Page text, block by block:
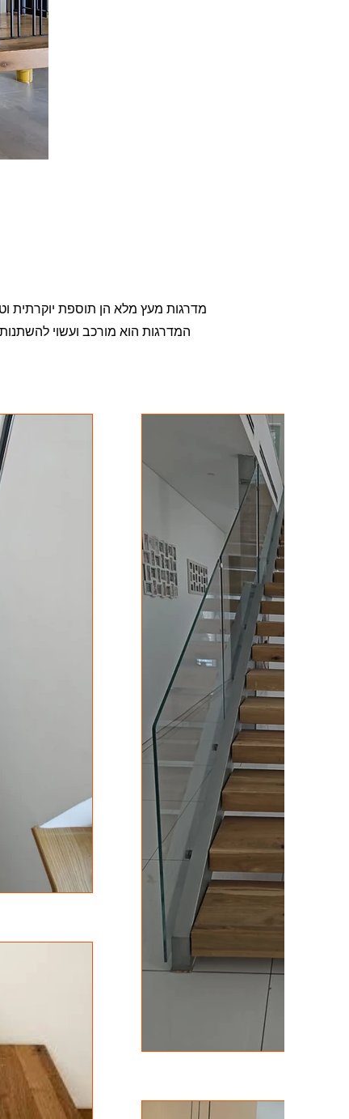
מדרגות מעץ מלא הן תוספת יוקרתית
המדרגות הוא מורכב ועשוי